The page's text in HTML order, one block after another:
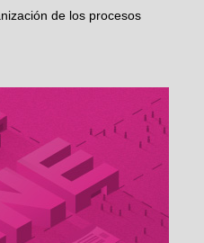
de los procesos